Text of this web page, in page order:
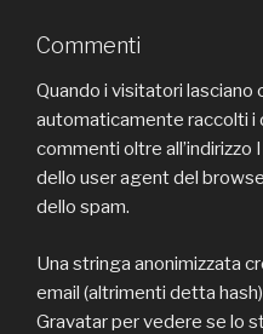
Commenti
Quando i visitatori
automaticamente raccolti i
commenti oltre
dello user agent del
dello spam.
Una stringa anonimizzata
email (altrimenti detta
Gravatar per vedere se lo